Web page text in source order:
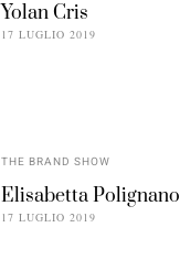
Yolan Cris
17 LUGLIO 2019
THE BRAND SHOW
Elisabetta Polignano
17 LUGLIO 2019